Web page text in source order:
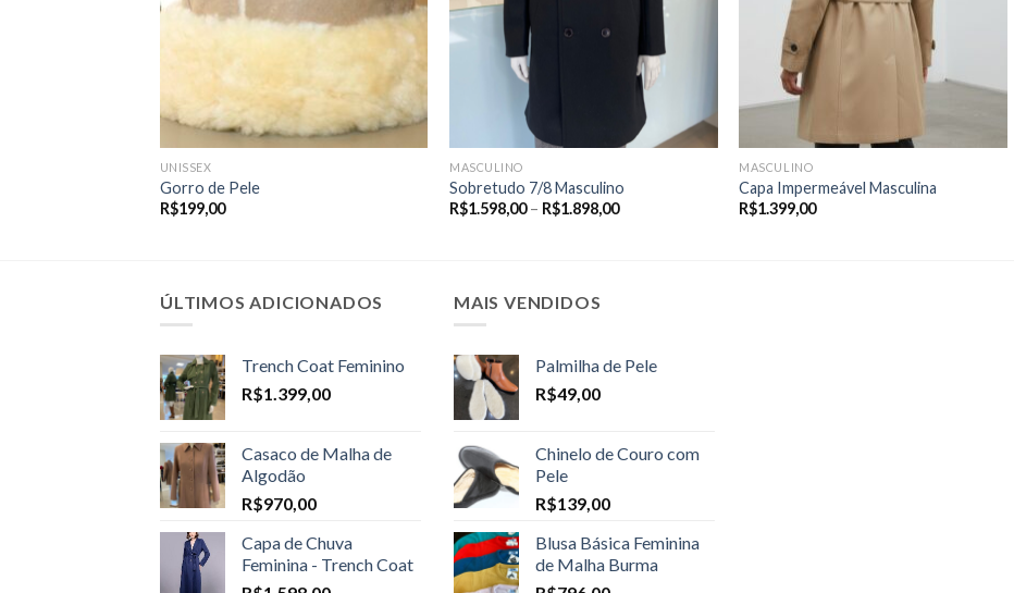
UNISSEX
Gorro de Pele
R$199,00
MASCULINO
Sobretudo 7/8 Masculino
R$1.598,00 – R$1.898,00Price
MASCULINO
Capa Impermeável Masculina
R$1.399,00
ÚLTIMOS ADICIONADOS
Trench Coat Feminino
R$1.399,00
Casaco de Malha de
Algodão
R$970,00
Capa de Chuva
Feminina - Trench Coat
MAIS VENDIDOS
Palmilha de Pele
R$49,00
Chinelo de Couro com
Pele
R$139,00
Blusa Básica Feminina
de Malha Burma